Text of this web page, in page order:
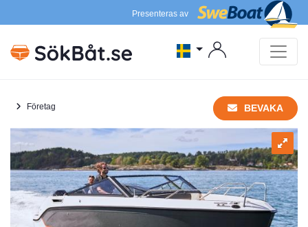
Presenteras av
Företag BEVAKA